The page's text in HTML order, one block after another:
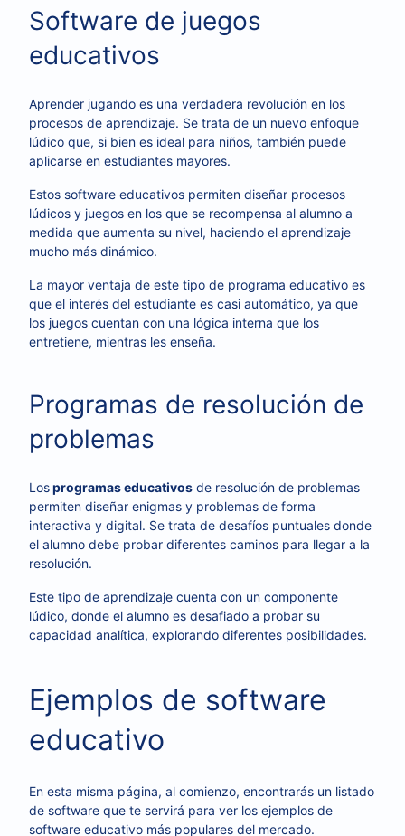
Software de juegos
educativos
Aprender jugando es una verdadera revolución en los
procesos de aprendizaje. Se trata de un nuevo enfoque
lúdico que, si bien es ideal para niños, también puede
aplicarse en estudiantes mayores.
Estos software educativos permiten diseñar procesos
lúdicos y juegos en los que se recompensa al alumno a
medida que aumenta su nivel, haciendo el aprendizaje
mucho más dinámico.
La mayor ventaja de este tipo de programa educativo es
que el interés del estudiante es casi automático, ya que
los juegos cuentan con una lógica interna que los
entretiene, mientras les enseña.
Programas de resolución de
problemas
Losprogramas educativos de resolución de problemas
permiten diseñar enigmas y problemas de forma
interactiva y digital. Se trata de desafíos puntuales donde
el alumno debe probar diferentes caminos para llegar a la
resolución.
Este tipo de aprendizaje cuenta con un componente
lúdico, donde el alumno es desafiado a probar su
capacidad analítica, explorando diferentes posibilidades.
Ejemplos de software
educativo
En esta misma página, al comienzo, encontrarás un listado
de software que te servirá para ver los ejemplos de
software educativo más populares del mercado.